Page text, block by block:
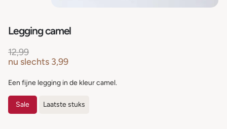
Legging camel
12,99
nu slechts 3,99
Een fijne legging in de kleur camel.
Sale Laatste stuks